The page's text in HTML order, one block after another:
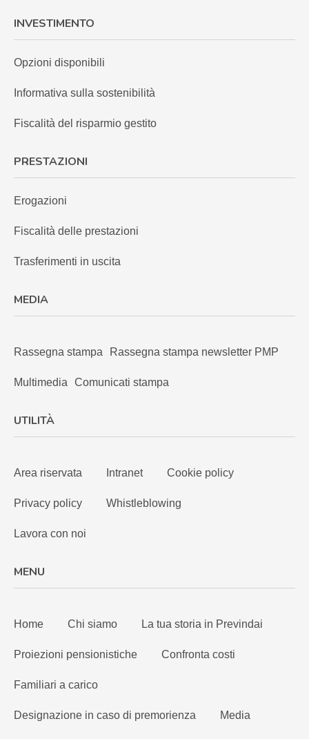
INVESTIMENTO
Opzioni disponibili
Informativa sulla sostenibilità
Fiscalità del risparmio gestito
PRESTAZIONI
Erogazioni
Fiscalità delle prestazioni
Trasferimenti in uscita
MEDIA
Rassegna stampa Rassegna stampa newsletter PMP
Multimedia Comunicati stampa
UTILITÀ
Area riservata Intranet Cookie policy
Privacy policy Whistleblowing
Lavora con noi
MENU
Home Chi siamo La tua storia in Previndai
Proiezioni pensionistiche Confronta costi
Familiari a carico
Designazione in caso di premorienza Media